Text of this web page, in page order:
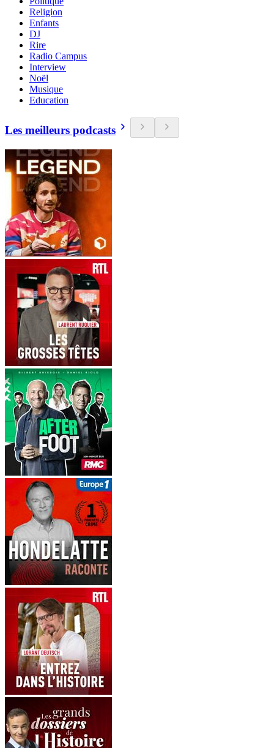
Religion
Enfants
DJ
Rire
Radio Campus
Interview
Noël
Musique
Education
Les meilleurs podcasts